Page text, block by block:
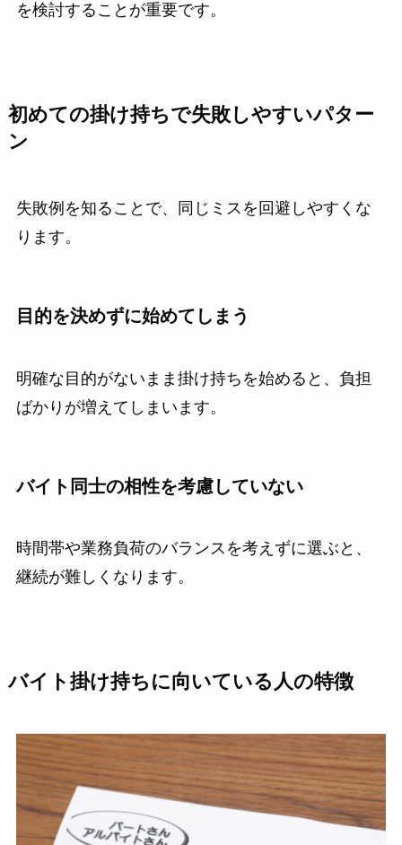
を検討することが重要です。
初めての掛け持ちで失敗しやすいパター
ン
失敗例を知ることで、同じミスを回避しやすくな
ります。
目的を決めずに始めてしまう
明確な目的がないまま掛け持ちを始めると、負担
ばかりが増えてしまいます。
バイト同士の相性を考慮していない
時間帯や業務負荷のバランスを考えずに選ぶと、
継続が難しくなります。
バイト掛け持ちに向いている人の特徴